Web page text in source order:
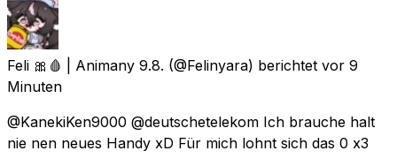
Feli 🎀🩸 | Animany 9.8. (@Felinyara) berichtet vor 9
Minuten
@KanekiKen9000 @deutschetelekom Ich brauche halt
nie nen neues Handy xD Für mich lohnt sich das 0 x3